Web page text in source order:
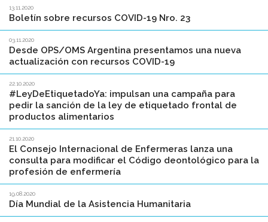
13.11.2020
Boletín sobre recursos COVID-19 Nro. 23
03.11.2020
Desde OPS/OMS Argentina presentamos una nueva
actualización con recursos COVID-19
22.10.2020
#LeyDeEtiquetadoYa: impulsan una campaña para
pedir la sanción de la ley de etiquetado frontal de
productos alimentarios
21.10.2020
El Consejo Internacional de Enfermeras lanza una
consulta para modificar el Código deontológico para la
profesión de enfermería
19.08.2020
Día Mundial de la Asistencia Humanitaria